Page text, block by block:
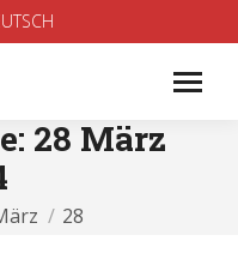
28 März
hier:
28